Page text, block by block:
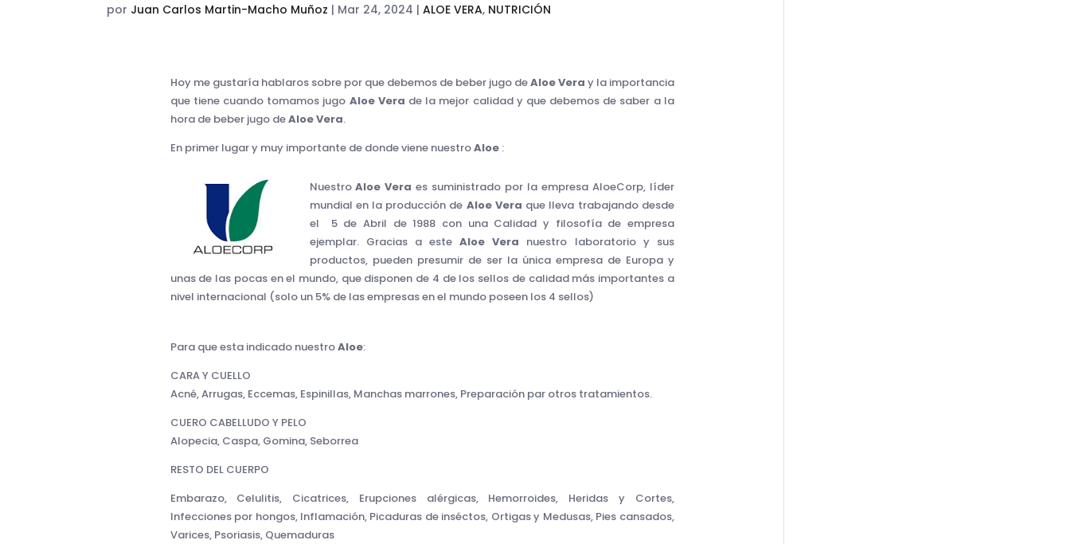
por Juan Carlos Martin-Macho Muñoz | Mar 24, 2024 |ALOE VERA, NUTRICIÓN
Hoy me gustaría hablaros sobre por que debemos de beber jugo deAloe Vera y la importancia
que tiene cuando tomamos jugo Aloe Vera de la mejor calidad y que debemos de saber a la
hora de beber jugo deAloe Vera.
En primer lugar y muy importante de donde viene nuestroAloe:
NuestroAloe Vera es suministrado por la empresa AloeCorp, líder
mundial en la producción de Aloe Vera que lleva trabajando desde
el 5 de Abril de 1988 con una Calidad y filosofía de empresa
ejemplar. Gracias a esteAloe Vera nuestro laboratorio y sus
productos, pueden presumir de ser la única empresa de Europa y
unas de las pocas en el mundo, que disponen de 4 de los sellos de calidad más importantes a
nivel internacional (solo un 5% de las empresas en el mundo poseen los 4 sellos)
Para que esta indicado nuestroAloe:
CARA Y CUELLO
Acné, Arrugas, Eccemas, Espinillas, Manchas marrones, Preparación par otros tratamientos.
CUERO CABELLUDO Y PELO
Alopecia, Caspa, Gomina, Seborrea
RESTO DEL CUERPO
Embarazo, Celulitis, Cicatrices, Erupciones alérgicas, Hemorroides, Heridas y Cortes,
Infecciones por hongos, Inflamación, Picaduras de inséctos, Ortigas y Medusas, Pies cansados,
Varices, Psoriasis, Quemaduras